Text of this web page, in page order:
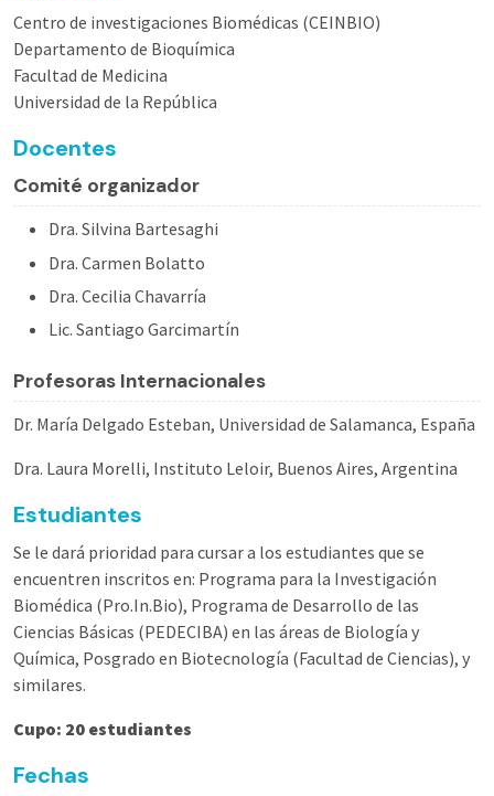
Centro de investigaciones Biomédicas (CEINBIO)
Departamento de Bioquímica
Facultad de Medicina
Universidad de la República
Docentes
Comité organizador
Dra. Silvina Bartesaghi
Dra. Carmen Bolatto
Dra. Cecilia Chavarría
Lic. Santiago Garcimartín
Profesoras Internacionales
Dr. María Delgado Esteban, Universidad de Salamanca, España
Dra. Laura Morelli, Instituto Leloir, Buenos Aires, Argentina
Estudiantes
Se le dará prioridad para cursar a los estudiantes que se
encuentren inscritos en: Programa para la Investigación
Biomédica (Pro.In.Bio), Programa de Desarrollo de las
Ciencias Básicas (PEDECIBA) en las áreas de Biología y
Química, Posgrado en Biotecnología (Facultad de Ciencias), y
similares.
Cupo: 20 estudiantes
Fechas